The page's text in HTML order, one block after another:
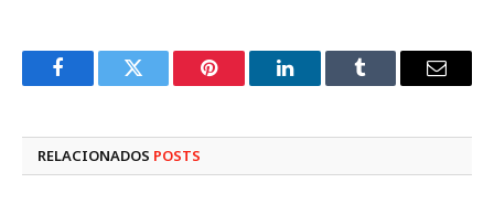
FacebookTwitter Pinterest LinkedInTumblr
E-
RELACIONADOS POSTS